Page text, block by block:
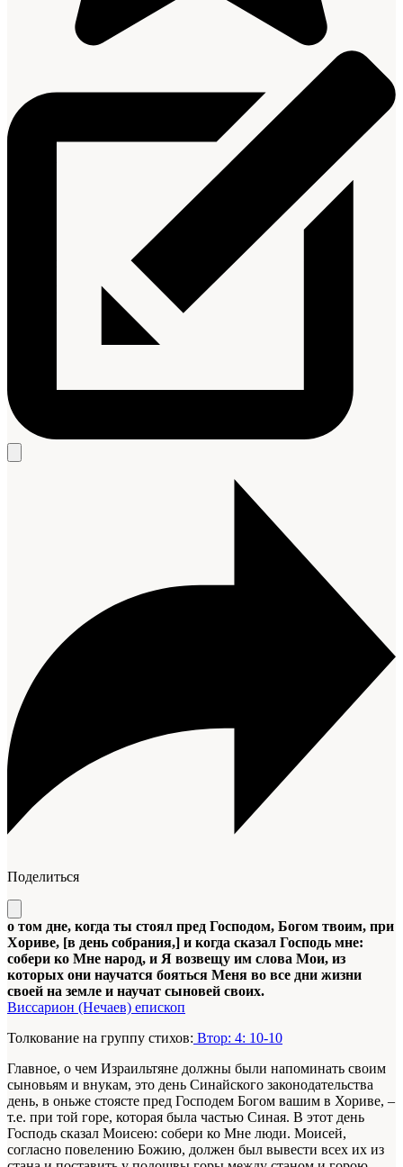
Поделиться
о том дне, когда ты стоял пред Господом, Богом твоим, при
Хориве, [в день собрания,] и когда сказал Господь мне:
собери ко Мне народ, и Я возвещу им слова Мои, из
которых они научатся бояться Меня во все дни жизни
своей на земле и научат сыновей своих.
Виссарион (Нечаев) епископ
Толкование на группу стихов: Втор: 4: 10-10
Главное, о чем Израильтяне должны были напоминать своим
сыновьям и внукам, это день Синайского законодательства
день, в оньже стоясте пред Господем Богом вашим в Хориве, –
т.е. при той горе, которая была частью Синая. В этот день
Господь сказал Моисею: собери ко Мне люди. Моисей,
согласно повелению Божию, должен был вывести всех их из